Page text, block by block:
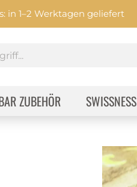
in 1–2 Werktagen geliefert
ZUBEHÖR SWISSNESS